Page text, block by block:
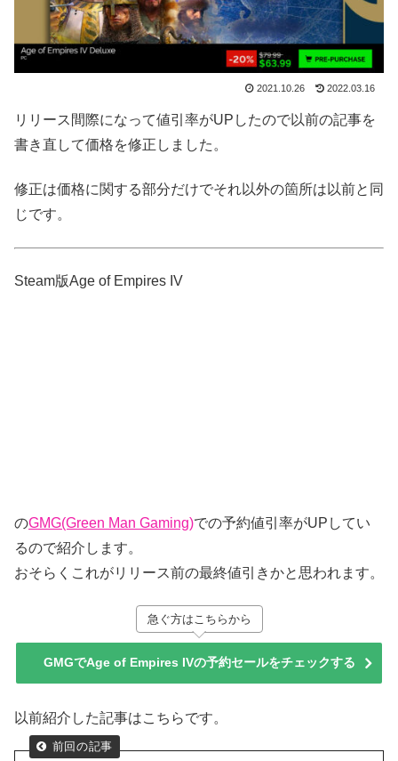
2021.10.26 2022.03.16
リリース間際になって値引率がUPしたので以前の記事を
書き直して価格を修正しました。
修正は価格に関する部分だけでそれ以外の箇所は以前と同
じです。
Steam版Age of Empires IV
のGMG(Green Man Gaming)での予約値引率がUPしてい
るので紹介します。
おそらくこれがリリース前の最終値引きかと思われます。
急ぐ方はこちらから
GMGでAge of Empires IVの予約セールをチェックする
以前紹介した記事はこちらです。